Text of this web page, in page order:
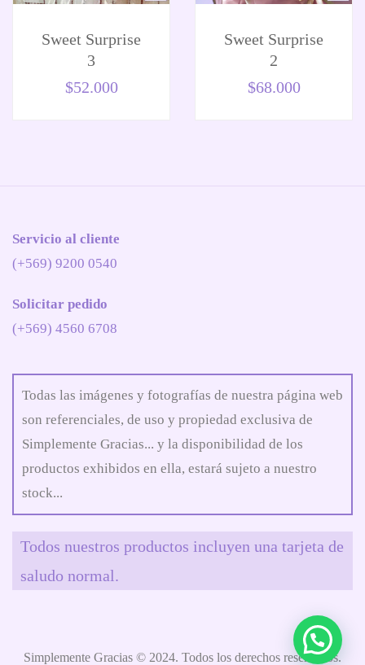
Sweet Surprise
3
$52.000
Sweet Surprise
2
$68.000
Servicio al cliente
(+569) 9200 0540
Solicitar pedido
(+569) 4560 6708
Todas las imágenes y fotografías de nuestra página web
son referenciales, de uso y propiedad exclusiva de
Simplemente Gracias... y la disponibilidad de los
productos exhibidos en ella, estará sujeto a nuestro
stock...
Todos nuestros productos incluyen una tarjeta de
saludo normal.
Simplemente Gracias © 2024. Todos los derechos reservados.